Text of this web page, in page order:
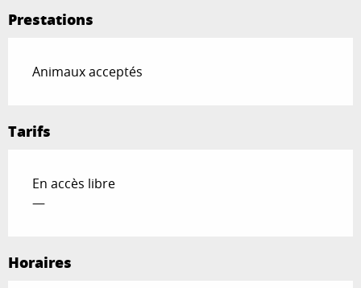
Prestations
Animaux acceptés
Tarifs
En accès libre
—
Horaires